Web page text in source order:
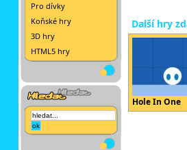
Pro dívky
Koňské hry
3D hry
HTML5 hry
Další hry
Hole In One